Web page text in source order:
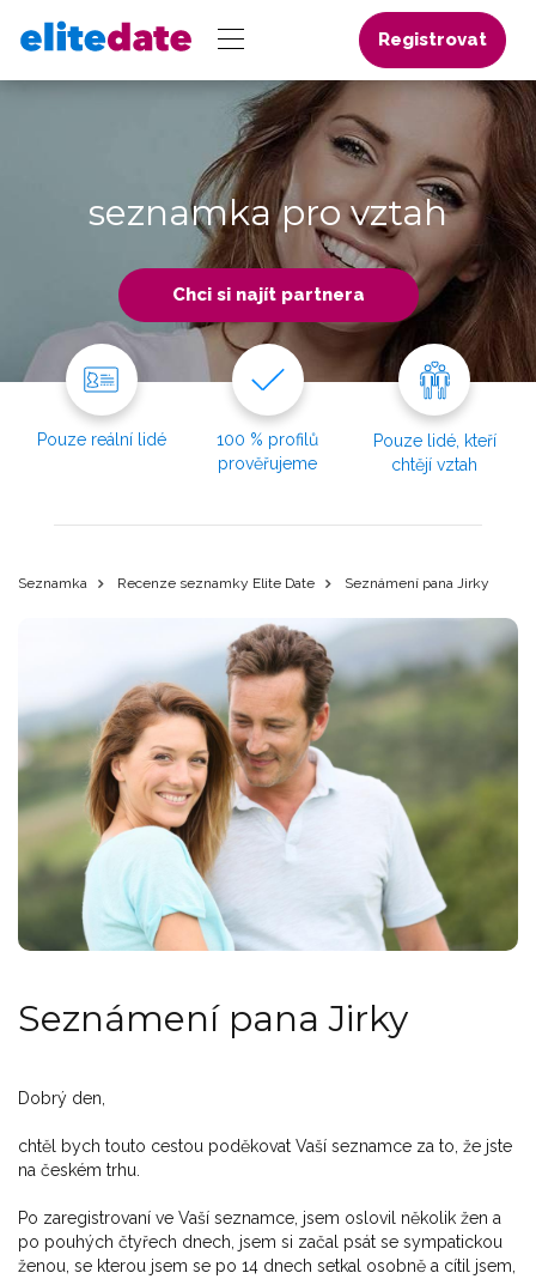
Registrovat
seznamka pro vztah
Chci si najít partnera
Pouze reální lidé
100 % profilů
prověřujeme
Pouze lidé, kteří
chtějí vztah
Seznamka Recenze seznamky Elite Date Seznámení pana Jirky
Seznámení pana Jirky
Dobrý den,
chtěl bych touto cestou poděkovat Vaší seznamce za to, že jste
na českém trhu.
Po zaregistrovaní ve Vaší seznamce, jsem oslovil několik žen a
po pouhých čtyřech dnech, jsem si začal psát se sympatickou
ženou, se kterou jsem se po 14 dnech setkal osobně a cítil jsem,